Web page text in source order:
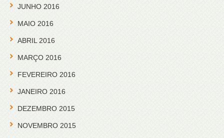
JUNHO 2016
MAIO 2016
ABRIL 2016
MARÇO 2016
FEVEREIRO 2016
JANEIRO 2016
DEZEMBRO 2015
NOVEMBRO 2015